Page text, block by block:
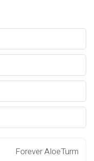
Forever AloeTurm